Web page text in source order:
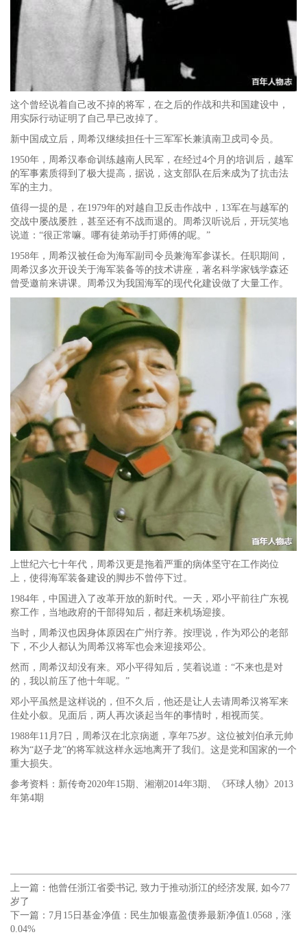
这个曾经说着自己改不掉的将军，在之后的作战和共和国建设中，
用实际行动证明了自己早已改掉了。
新中国成立后，周希汉继续担任十三军军长兼滇南卫戍司令员。
1950年，周希汉奉命训练越南人民军，在经过4个月的培训后，越军
的军事素质得到了极大提高，据说，这支部队在后来成为了抗击法
军的主力。
值得一提的是，在1979年的对越自卫反击作战中，13军在与越军的
交战中屡战屡胜，甚至还有不战而退的。周希汉听说后，开玩笑地
说道：“很正常嘛。哪有徒弟动手打师傅的呢。”
1958年，周希汉被任命为海军副司令员兼海军参谋长。任职期间，
周希汉多次开设关于海军装备等的技术讲座，著名科学家钱学森还
曾受邀前来讲课。周希汉为我国海军的现代化建设做了大量工作。
上世纪六七十年代，周希汉更是拖着严重的病体坚守在工作岗位
上，使得海军装备建设的脚步不曾停下过。
1984年，中国进入了改革开放的新时代。一天，邓小平前往广东视
察工作，当地政府的干部得知后，都赶来机场迎接。
当时，周希汉也因身体原因在广州疗养。按理说，作为邓公的老部
下，不少人都认为周希汉将军也会来迎接邓公。
然而，周希汉却没有来。邓小平得知后，笑着说道：“不来也是对
的，我以前压了他十年呢。”
邓小平虽然是这样说的，但不久后，他还是让人去请周希汉将军来
住处小叙。见面后，两人再次谈起当年的事情时，相视而笑。
1988年11月7日，周希汉在北京病逝，享年75岁。这位被刘伯承元帅
称为“赵子龙”的将军就这样永远地离开了我们。这是党和国家的一个
重大损失。
参考资料：新传奇2020年15期、湘潮2014年3期、《环球人物》2013
年第4期
上一篇： 他曾任浙江省委书记, 致力于推动浙江的经济发展, 如今77
岁了
下一篇： 7月15日基金净值：民生加银嘉盈债券最新净值1.0568，涨
0.04%